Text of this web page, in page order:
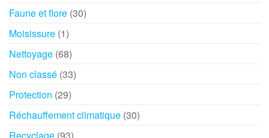
Faune et flore (30)
Moisissure (1)
Nettoyage (68)
Non classé (33)
Protection (29)
Réchauffement climatique (30)